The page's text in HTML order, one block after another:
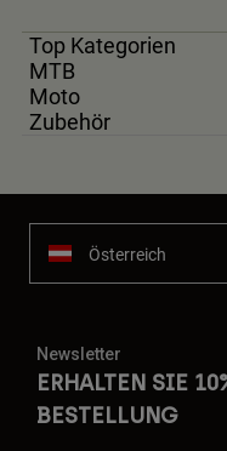
Top Kategorien
MTB
Moto
Zubehör
Österreich
Newsletter
ERHALTEN SIE
BESTELLUNG